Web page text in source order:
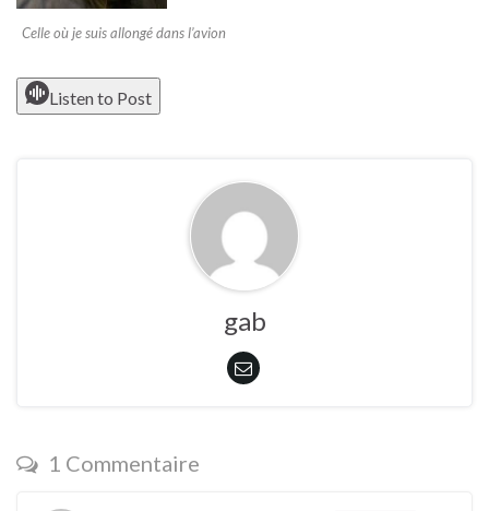
Celle où je suis allongé dans l’avion
Listen to Post
gab
1 Commentaire